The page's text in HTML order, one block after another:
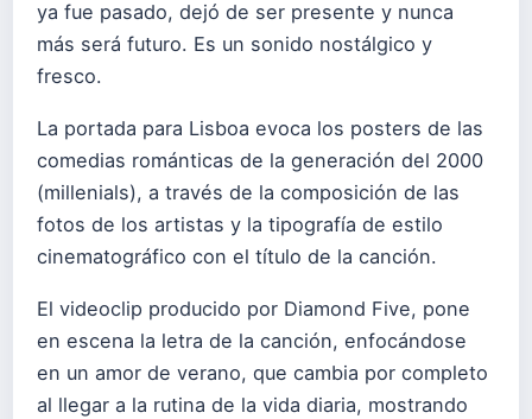
ya fue pasado, dejó de ser presente y nunca
más será futuro. Es un sonido nostálgico y
fresco.
La portada para Lisboa evoca los posters de las
comedias románticas de la generación del 2000
(millenials), a través de la composición de las
fotos de los artistas y la tipografía de estilo
cinematográfico con el título de la canción.
El videoclip producido por Diamond Five, pone
en escena la letra de la canción, enfocándose
en un amor de verano, que cambia por completo
al llegar a la rutina de la vida diaria, mostrando